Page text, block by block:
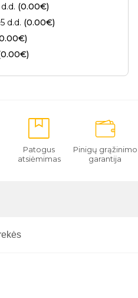
(0.00€)
d.d. (0.00€)
Patogus
atsiėmimas
Pinigų grąžinimo
garantija